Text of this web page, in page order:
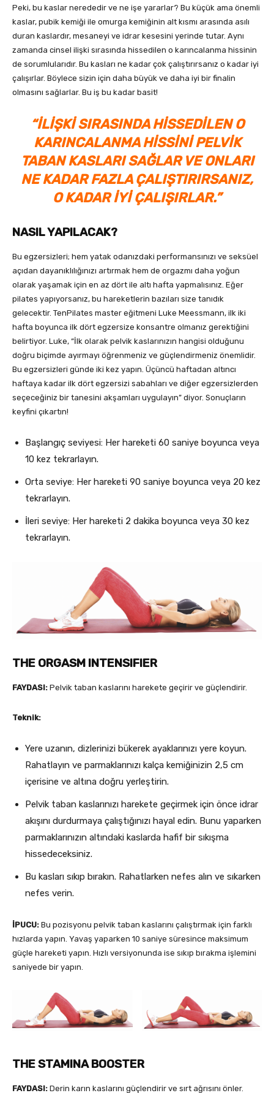
Peki, bu kaslar nerededir ve ne işe yararlar? Bu küçük ama önemli
kaslar, pubik kemiği ile omurga kemiğinin alt kısmı arasında asılı
duran kaslardır, mesaneyi ve idrar kesesini yerinde tutar. Aynı
zamanda cinsel ilişki sırasında hissedilen o karıncalanma hissinin
de sorumlularıdır. Bu kasları ne kadar çok çalıştırırsanız o kadar iyi
çalışırlar. Böylece sizin için daha büyük ve daha iyi bir finalin
olmasını sağlarlar. Bu iş bu kadar basit!
“İLİŞKİ SIRASINDA HİSSEDİLEN O
KARINCALANMA HİSSİNİ PELVİK
TABAN KASLARI SAĞLAR VE ONLARI
NE KADAR FAZLA ÇALIŞTIRIRSANIZ,
O KADAR İYİ ÇALIŞIRLAR.”
NASIL YAPILACAK?
Bu egzersizleri; hem yatak odanızdaki performansınızı ve seksüel
açıdan dayanıklılığınızı artırmak hem de orgazmı daha yoğun
olarak yaşamak için en az dört ile altı hafta yapmalısınız. Eğer
pilates yapıyorsanız, bu hareketlerin bazıları size tanıdık
gelecektir. TenPilates master eğitmeni Luke Meessmann, ilk iki
hafta boyunca ilk dört egzersize konsantre olmanız gerektiğini
belirtiyor. Luke, “İlk olarak pelvik kaslarınızın hangisi olduğunu
doğru biçimde ayırmayı öğrenmeniz ve güçlendirmeniz önemlidir.
Bu egzersizleri günde iki kez yapın. Üçüncü haftadan altıncı
haftaya kadar ilk dört egzersizi sabahları ve diğer egzersizlerden
seçeceğiniz bir tanesini akşamları uygulayın” diyor. Sonuçların
keyfini çıkartın!
Başlangıç seviyesi: Her hareketi 60 saniye boyunca veya
10 kez tekrarlayın.
Orta seviye: Her hareketi 90 saniye boyunca veya 20 kez
tekrarlayın.
İleri seviye: Her hareketi 2 dakika boyunca veya 30 kez
tekrarlayın.
THE ORGASM INTENSIFIER
FAYDASI: Pelvik taban kaslarını harekete geçirir ve güçlendirir.
Teknik:
Yere uzanın, dizlerinizi bükerek ayaklarınızı yere koyun.
Rahatlayın ve parmaklarınızı kalça kemiğinizin 2,5 cm
içerisine ve altına doğru yerleştirin.
Pelvik taban kaslarınızı harekete geçirmek için önce idrar
akışını durdurmaya çalıştığınızı hayal edin. Bunu yaparken
parmaklarınızın altındaki kaslarda hafif bir sıkışma
hissedeceksiniz.
Bu kasları sıkıp bırakın. Rahatlarken nefes alın ve sıkarken
nefes verin.
İPUCU: Bu pozisyonu pelvik taban kaslarını çalıştırmak için farklı
hızlarda yapın. Yavaş yaparken 10 saniye süresince maksimum
güçle hareketi yapın. Hızlı versiyonunda ise sıkıp bırakma işlemini
saniyede bir yapın.
THE STAMINA BOOSTER
FAYDASI: Derin karın kaslarını güçlendirir ve sırt ağrısını önler.